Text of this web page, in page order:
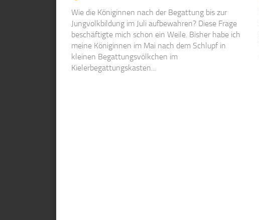
Wie die Königinnen nach der Begattung bis zur
Jungvolkbildung im Juli aufbewahren? Diese Frage
beschäftigte mich schon ein Weile. Bisher habe ich
meine Königinnen im Mai nach dem Schlupf in
kleinen Begattungsvölkchen im
Kielerbegattungskasten...